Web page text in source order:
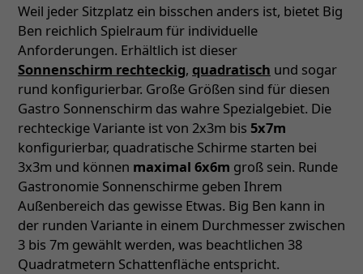
Weil jeder Sitzplatz ein bisschen anders ist, bietet Big
Ben reichlich Spielraum für individuelle
Anforderungen. Erhältlich ist dieser
Sonnenschirm rechteckig, quadratisch und sogar
rund konfigurierbar. Große Größen sind für diesen
Gastro Sonnenschirm das wahre Spezialgebiet. Die
rechteckige Variante ist von 2x3m bis 5x7m
konfigurierbar, quadratische Schirme starten bei
3x3m und können maximal 6x6m groß sein. Runde
Gastronomie Sonnenschirme geben Ihrem
Außenbereich das gewisse Etwas. Big Ben kann in
der runden Variante in einem Durchmesser zwischen
3 bis 7m gewählt werden, was beachtlichen 38
Quadratmetern Schattenfläche entspricht.